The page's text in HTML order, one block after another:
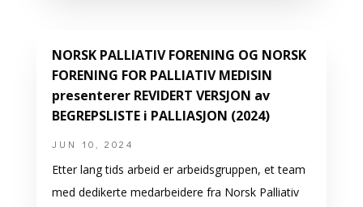
NORSK PALLIATIV FORENING OG NORSK
FORENING FOR PALLIATIV MEDISIN
presenterer REVIDERT VERSJON av
BEGREPSLISTE i PALLIASJON (2024)
JUN 10, 2024
Etter lang tids arbeid er arbeidsgruppen, et team
med dedikerte medarbeidere fra Norsk Palliativ